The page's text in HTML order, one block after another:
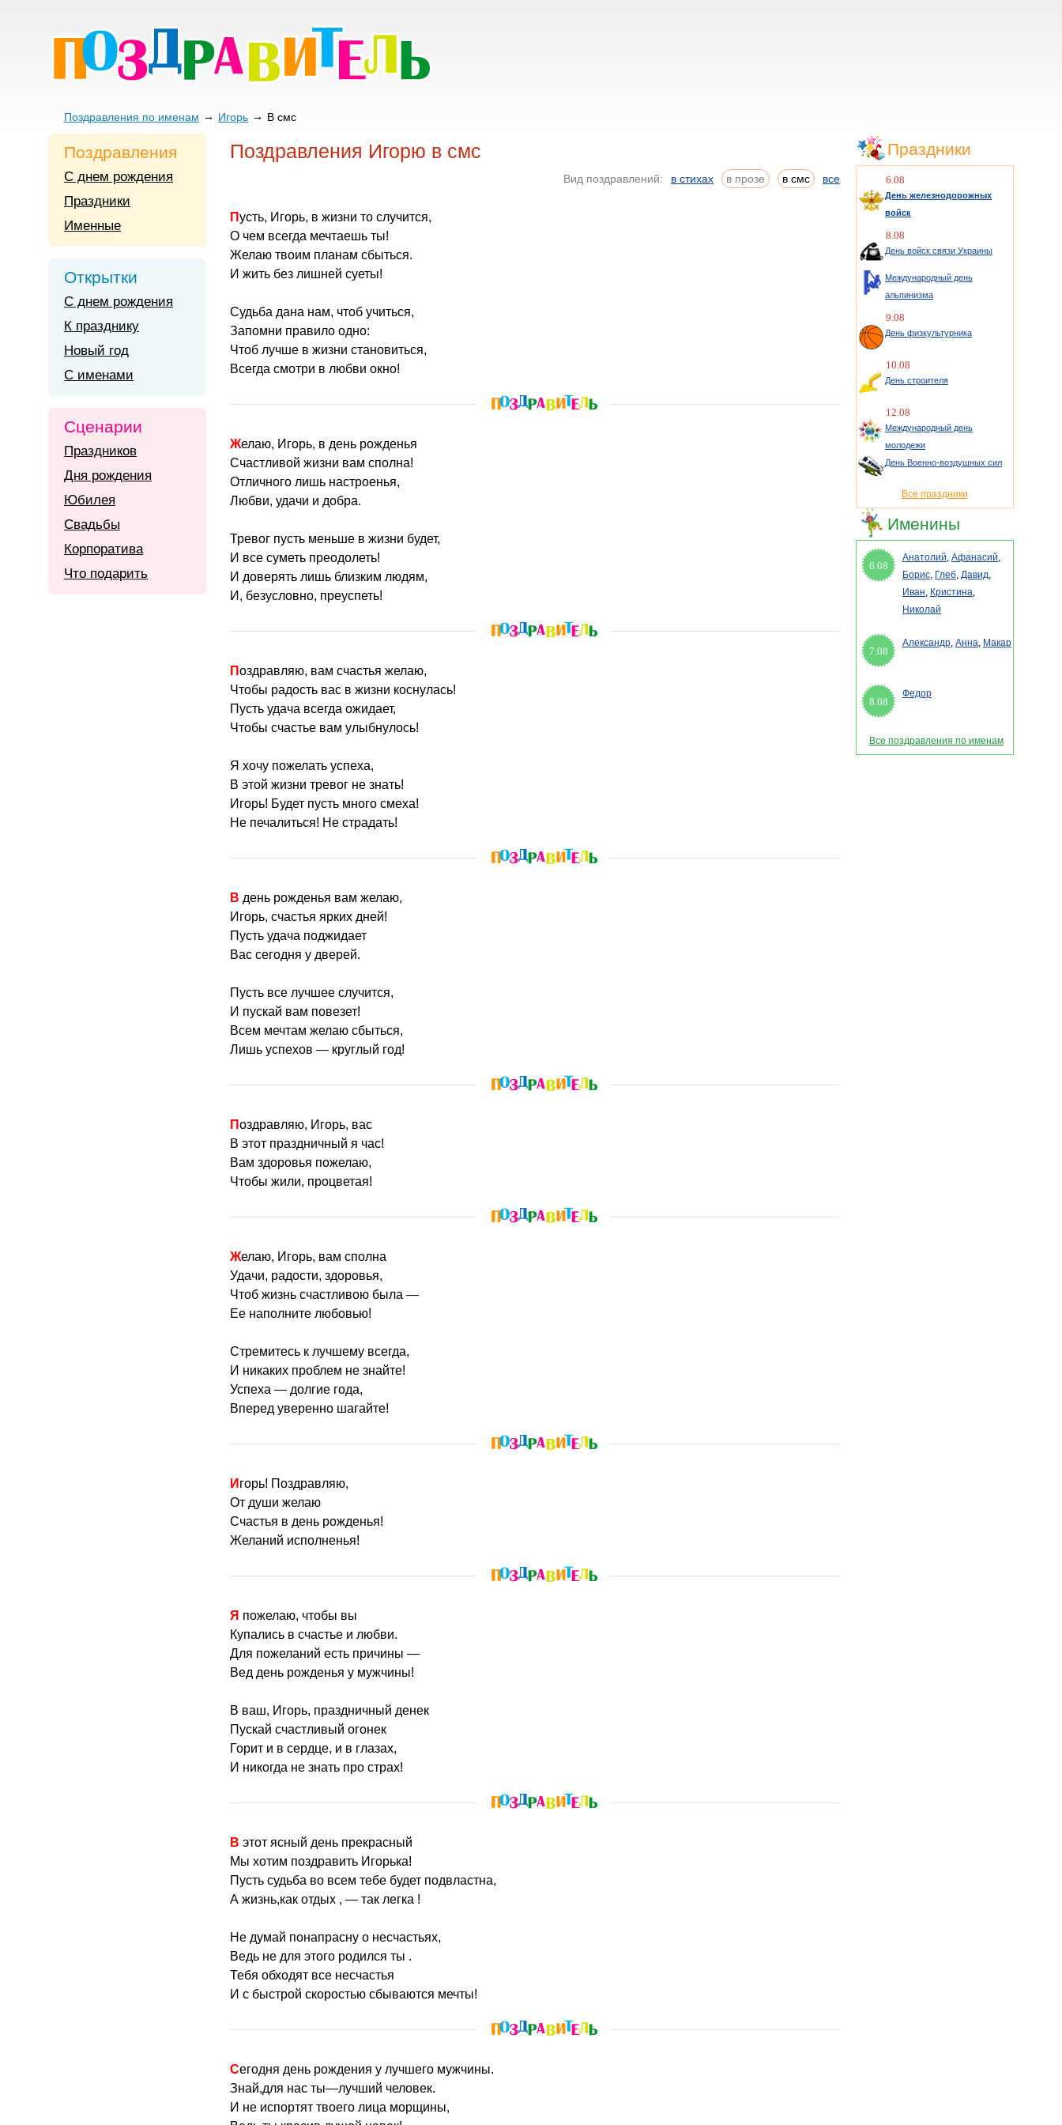
Поздравления по именам Игорь В смс
Поздравления Игорю в смс
Вид поздравлений: в стихах в прозе в смс все
Пусть, Игорь, в жизни то случится,
О чем всегда мечтаешь ты!
Желаю твоим планам сбыться.
И жить без лишней суеты!
Судьба дана нам, чтоб учиться,
Запомни правило одно:
Чтоб лучше в жизни становиться,
Всегда смотри в любви окно!
Желаю, Игорь, в день рожденья
Счастливой жизни вам сполна!
Отличного лишь настроенья,
Любви, удачи и добра.
Тревог пусть меньше в жизни будет,
И все суметь преодолеть!
И доверять лишь близким людям,
И, безусловно, преуспеть!
Поздравляю, вам счастья желаю,
Чтобы радость вас в жизни коснулась!
Пусть удача всегда ожидает,
Чтобы счастье вам улыбнулось!
Я хочу пожелать успеха,
В этой жизни тревог не знать!
Игорь! Будет пусть много смеха!
Не печалиться! Не страдать!
В день рожденья вам желаю,
Игорь, счастья ярких дней!
Пусть удача поджидает
Вас сегодня у дверей.
Пусть все лучшее случится,
И пускай вам повезет!
Всем мечтам желаю сбыться,
Лишь успехов — круглый год!
Поздравляю, Игорь, вас
В этот праздничный я час!
Вам здоровья пожелаю,
Чтобы жили, процветая!
Желаю, Игорь, вам сполна
Удачи, радости, здоровья,
Чтоб жизнь счастливою была —
Ее наполните любовью!
Стремитесь к лучшему всегда,
И никаких проблем не знайте!
Успеха — долгие года,
Вперед уверенно шагайте!
Игорь! Поздравляю,
От души желаю
Счастья в день рожденья!
Желаний исполненья!
Я пожелаю, чтобы вы
Купались в счастье и любви.
Для пожеланий есть причины —
Вед день рожденья у мужчины!
В ваш, Игорь, праздничный денек
Пускай счастливый огонек
Горит и в сердце, и в глазах,
И никогда не знать про страх!
В этот ясный день прекрасный
Мы хотим поздравить Игорька!
Пусть судьба во всем тебе будет подвластна,
А жизнь,как отдых , — так легка !
Не думай понапрасну о несчастьях,
Ведь не для этого родился ты .
Тебя обходят все несчастья
И с быстрой скоростью сбываются мечты!
Сегодня день рождения у лучшего мужчины.
Знай,для нас ты—лучший человек.
И не испортят твоего лица морщины,
Поздравления
С днем рождения
Праздники
Именные
Открытки
С днем рождения
К празднику
Новый год
С именами
Сценарии
Праздников
Дня рождения
Юбилея
Свадьбы
Корпоратива
Что подарить
Праздники
6.08
День железнодорожных
войск
8.08
День войск связи Украины
Международный день
альпинизма
9.08
День физкультурника
10.08
День строителя
12.08
Международный день
молодежи
День Военно-воздушных сил
Все праздники
Именины
6.08
Анатолий, Афанасий,
Борис, Глеб, Давид,
Иван, Кристина,
Николай
7.08
Александр, Анна, Макар
8.08
Федор
Все поздравления по именам